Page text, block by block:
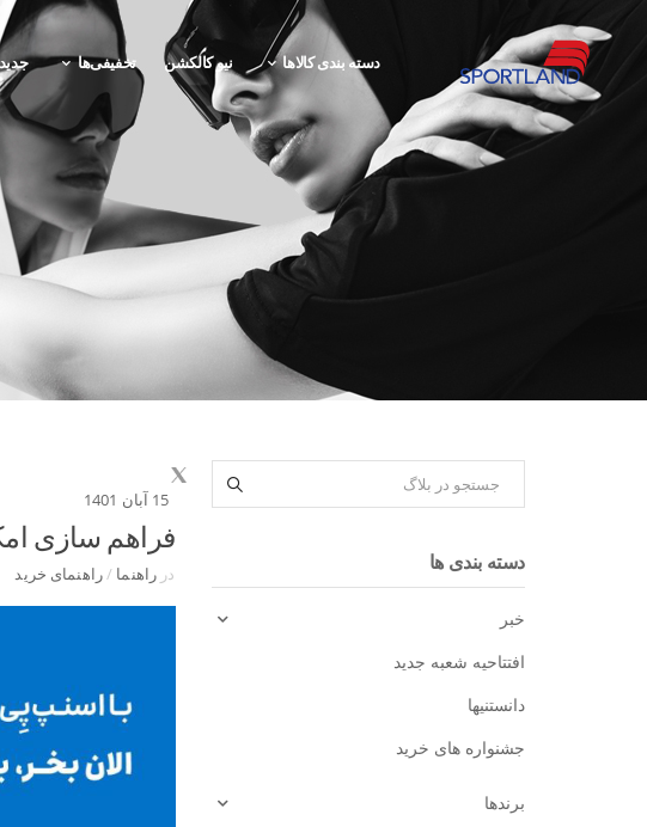
دسته بندی کالاها نیو کالکشن تخفیفی‌ها
دسته بندی ها
خبر
افتتاحیه شعبه جدید
دانستنیها
جشنواره های خرید
برندها
15 آبان 1401
فراهم سازی
در راهنما /راهنمای خرید